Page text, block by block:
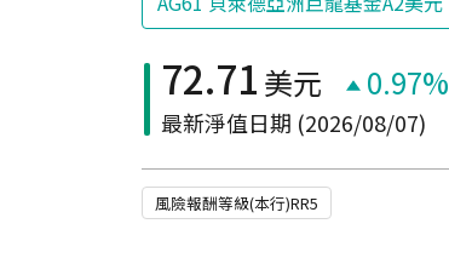
72.71 美元 0.97%
最新淨值日期 (2026/08/07)
風險報酬等級(本行)RR5